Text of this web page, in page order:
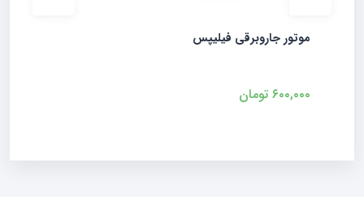
موتور جاروبرقی فیلیپس
۶۰۰,۰۰۰ تومان